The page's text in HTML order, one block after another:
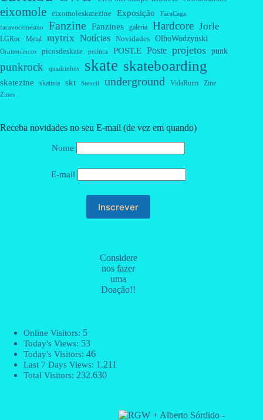
eixomole eixomoleskatezine Exposição FacaCega
facavocemesmo Fanzine Fanzines galeria Hardcore Jorle
LGRoc Metal mytrix Notícias Novidades OlhoWodzynski
Ornitorrincos picosdeskate política POST.E Poste projetos punk
punkrock quadrinhos skate skateboarding
skatezine skatista skt Stencil underground VidaRuim Zine
Zines
Receba novidades no seu E-mail (de vez em quando)
Nome
E-mail
Considere
nos fazer
uma
Doação!!
Online Visitors: 5
Today's Views: 53
Today's Visitors: 46
Last 7 Days Views: 1.211
Total Visitors: 232.630